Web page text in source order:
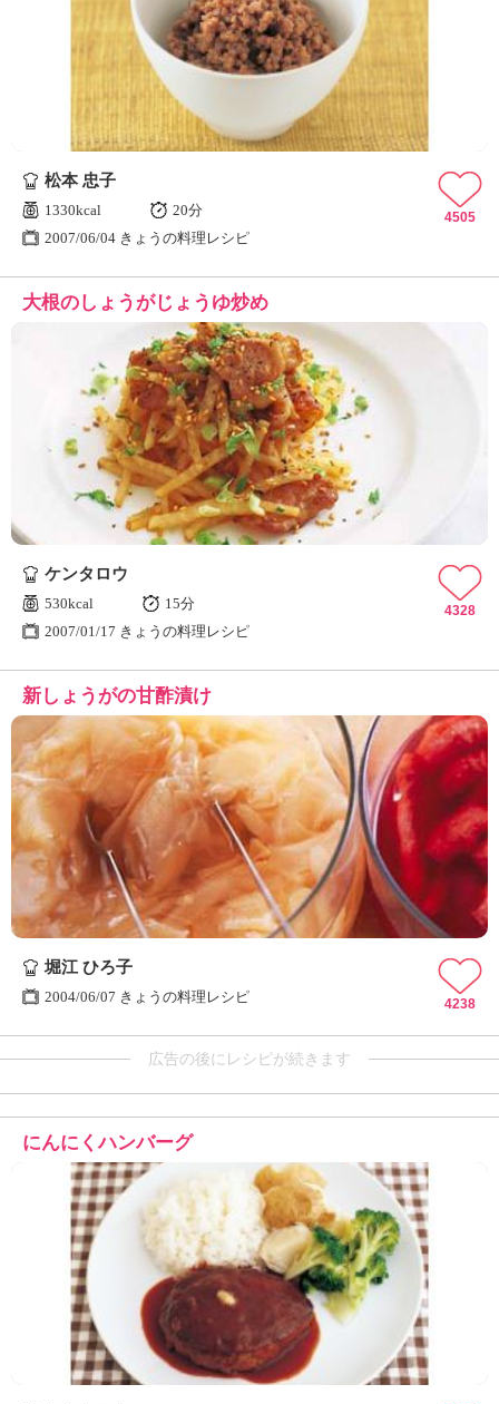
松本 忠子
1330kcal
20分
2007/06/04 きょうの料理レシピ
4505
大根のしょうがじょうゆ炒め
ケンタロウ
530kcal
15分
2007/01/17 きょうの料理レシピ
4328
新しょうがの甘酢漬け
堀江 ひろ子
2004/06/07 きょうの料理レシピ 4238
広告の後にレシピが続きます
にんにくハンバーグ